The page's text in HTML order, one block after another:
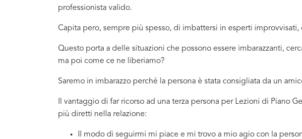
professionista valido.
Capita pero, sempre più spesso, di imbattersi in esperti
Questo porta a delle situazioni che possono essere imbarazzanti,
ma poi come ce ne liberiamo?
Saremo in imbarazzo perché la persona è stata consigliata da un
Il vantaggio di far ricorso ad una terza persona per Lezioni di Piano
più diretti nella relazione:
Il modo di seguirmi mi piace e mi trovo a mio agio con la